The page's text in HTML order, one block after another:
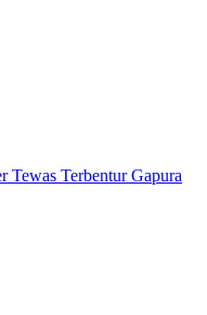
Terbentur Gapura